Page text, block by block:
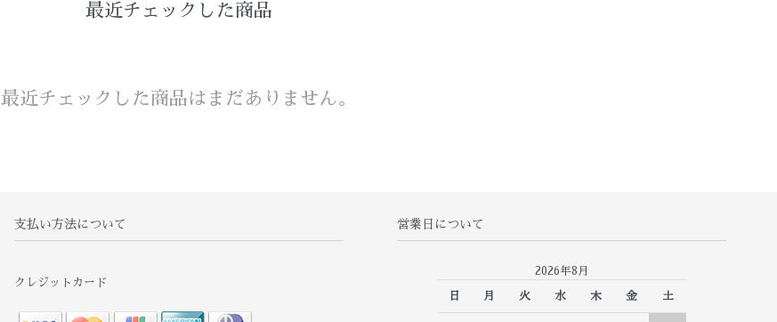
最近チェックした商品
最近チェックした商品はまだありません。
支払い方法について
クレジットカード
営業日について
2026年8月
日 月 火 水 木 金 土